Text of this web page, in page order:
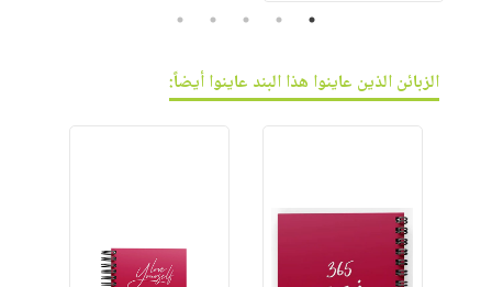
1
2
3
4
5
الزبائن الذين عاينوا هذا البند عاينوا أيضاً: